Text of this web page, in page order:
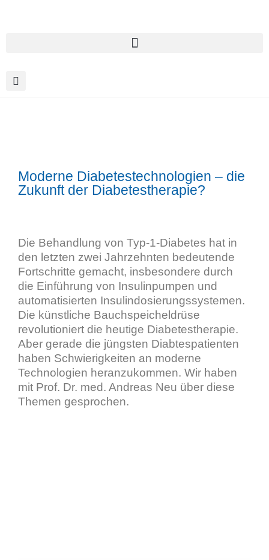
Moderne Diabetestechnologien – die
Zukunft der Diabetestherapie?
Die Behandlung von Typ-1-Diabetes hat in
den letzten zwei Jahrzehnten bedeutende
Fortschritte gemacht, insbesondere durch
die Einführung von Insulinpumpen und
automatisierten Insulindosierungssystemen.
Die künstliche Bauchspeicheldrüse
revolutioniert die heutige Diabetestherapie.
Aber gerade die jüngsten Diabtespatienten
haben Schwierigkeiten an moderne
Technologien heranzukommen. Wir haben
mit Prof. Dr. med. Andreas Neu über diese
Themen gesprochen.